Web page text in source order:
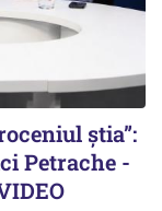
știa”:
Petrache -